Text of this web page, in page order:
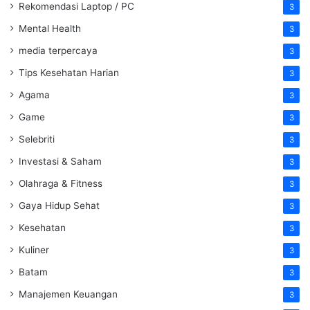
Rekomendasi Laptop / PC 3
Mental Health 3
media terpercaya 3
Tips Kesehatan Harian 3
Agama 3
Game 3
Selebriti 3
Investasi & Saham 3
Olahraga & Fitness 3
Gaya Hidup Sehat 3
Kesehatan 3
Kuliner 3
Batam 3
Manajemen Keuangan 3